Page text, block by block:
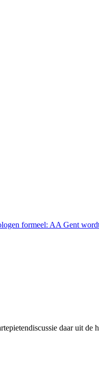
formeel: AA Gent
daar uit